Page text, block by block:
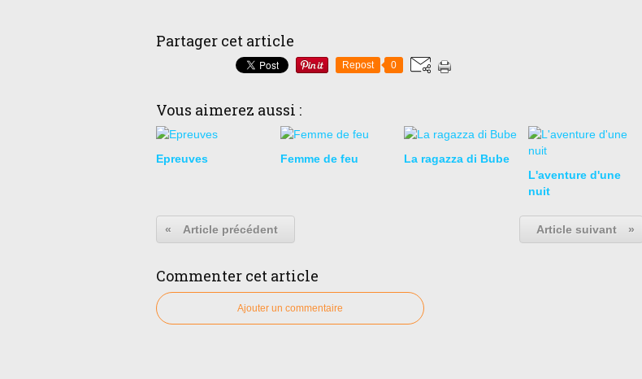
Partager cet article
Repost 0
Vous aimerez aussi :
Epreuves Femme de feu
La ragazza di Bube
L'aventure d'une
nuit
« Article précédent Article suivant »
Commenter cet article
Ajouter un commentaire